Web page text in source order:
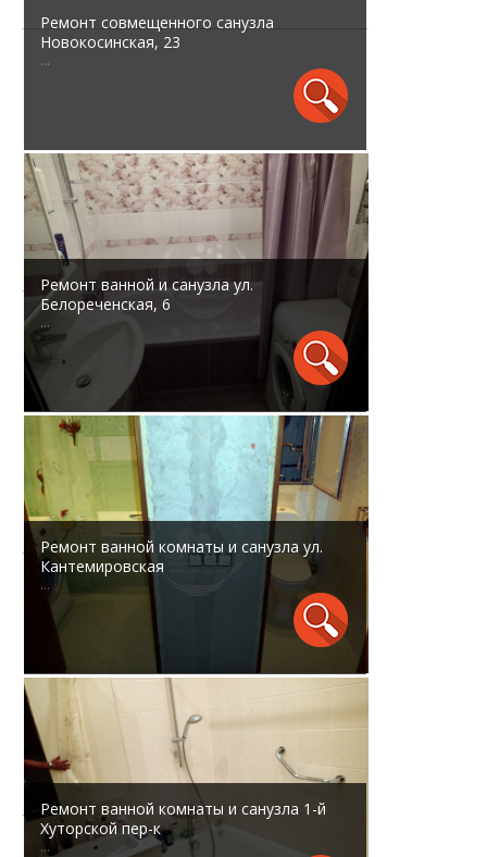
Ремонт совмещенного санузла
Новокосинская, 23
...
Ремонт ванной и санузла ул.
Белореченская, 6
...
Ремонт ванной комнаты и санузла ул.
Кантемировская
...
Ремонт ванной комнаты и санузла 1-й
Хуторской пер-к
...